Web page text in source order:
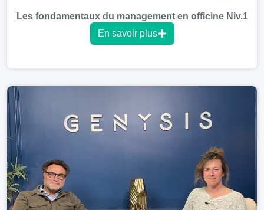
Les fondamentaux du management en officine Niv.1
En savoir plus